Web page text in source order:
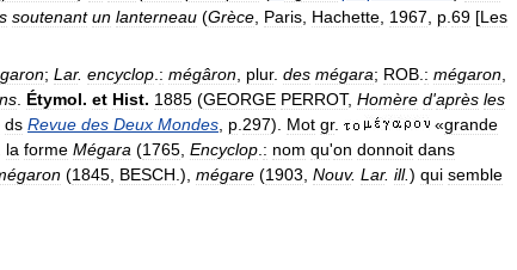
soutenant un lanterneau (Grèce, Paris, Hachette, 1967, p.69 [Les
; Lar. encyclop : mégâron plur. des mégara; ROB : mégaron
Étymol. et Hist. 1885 (GEORGE PERROT, Homère d'après les
ds Revue des Deux Mondes p 297). Mot gr. «grande
la forme Mégara (1765 Encyclop : nom qu'on donnoit dans
(1845 BESCH .), mégare (1903 Nouv. Lar. ill.) qui semble